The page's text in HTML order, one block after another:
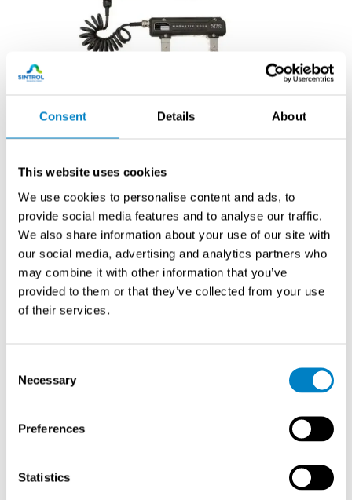
Consent Details About
This website uses cookies
We use cookies to personalise content and ads, to
provide social media features and to analyse our traffic.
We also share information about your use of our site with
our social media, advertising and analytics partners who
may combine it with other information that you’ve
provided to them or that they’ve collected from your use
of their services.
Selection
Necessary
Preferences
Statistics
magneetti-ies
AC -magneettijauhetarkastusjärjestelmä vaativaan
kenttäkäyttöön.
Vyölle kiinnitettävä virtalähde ja johdoton käyttö
helpottavat liikkumista esimerkiksi ahtaissa tiloissa,
teräsrakenteilla, putkistoissa ja vaikeasti
saavutettavissa tarkastuskohteissa.
UUTUUS